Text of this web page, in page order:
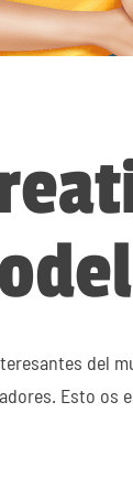
del
Esto os